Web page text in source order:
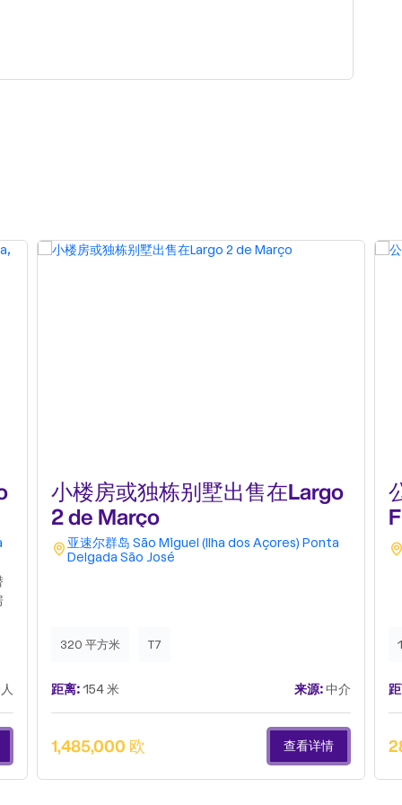
小楼房或独栋别墅出售在Largo
2 de Março
亚速尔群岛 São Miguel (Ilha dos Açores) Ponta
Delgada São José
320 平方米 T7
距离:154 米 来源:中介
1,485,000 欧 查看详情